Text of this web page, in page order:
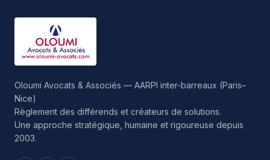
Oloumi Avocats & Associés — AARPI inter-barreaux (Paris–
Nice)
Règlement des différends et créateurs de solutions.
Une approche stratégique, humaine et rigoureuse depuis
2003.